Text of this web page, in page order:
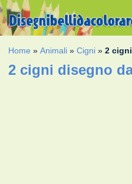
Home »Animali »Cigni »2 cigni
2 cigni disegno